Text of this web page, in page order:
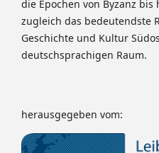
die Epochen von Byzanz
zugleich das bedeutendste
Geschichte und Kultur
deutschsprachigen Raum.
herausgegeben vom: